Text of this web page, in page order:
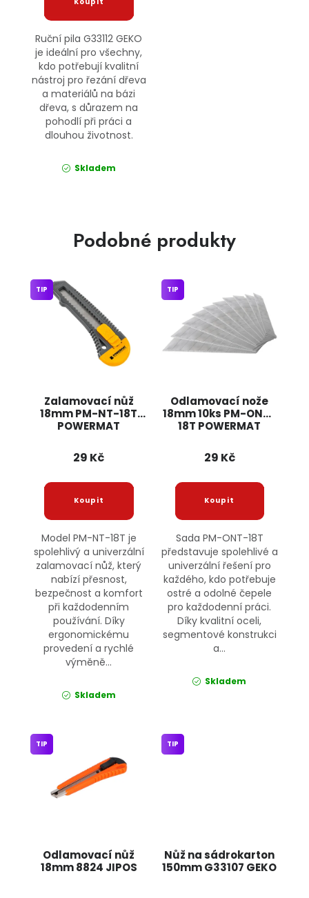
Ruční pila G33112 GEKO
je ideální pro všechny,
kdo potřebují kvalitní
nástroj pro řezání dřeva
a materiálů na bázi
dřeva, s důrazem na
pohodlí při práci a
dlouhou životnost.
Skladem
Podobné produkty
Zalamovací nůž
18mm PM-NT-18T
POWERMAT
TIP
29 Kč
Model PM-NT-18T je
spolehlivý a univerzální
zalamovací nůž, který
nabízí přesnost,
bezpečnost a komfort
při každodenním
používání. Díky
ergonomickému
provedení a rychlé
výměně...
Skladem
Odlamovací nože
18mm 10ks PM-ONT-
18T POWERMAT
TIP
29 Kč
Sada PM-ONT-18T
představuje spolehlivé a
univerzální řešení pro
každého, kdo potřebuje
ostré a odolné čepele
pro každodenní práci.
Díky kvalitní oceli,
segmentové konstrukci
a...
Skladem
Odlamovací nůž
18mm 8824 JIPOS
TIP
Nůž na sádrokarton
150mm G33107 GEKO
TIP